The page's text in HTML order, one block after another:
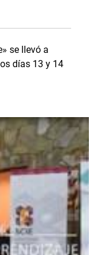
se llevó a
días 13 y 14